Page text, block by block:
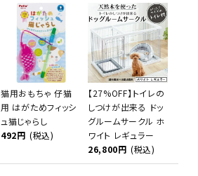
猫用おもちゃ 仔猫
用 はがためフィッシ
ュ猫じゃらし
492円 (税込)
【27%OFF】トイレの
しつけが出来る ドッ
グルームサークル ホ
ワイト レギュラー
26,800円 (税込)